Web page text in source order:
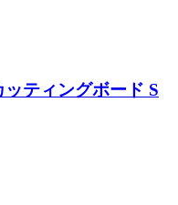
ティングボード S